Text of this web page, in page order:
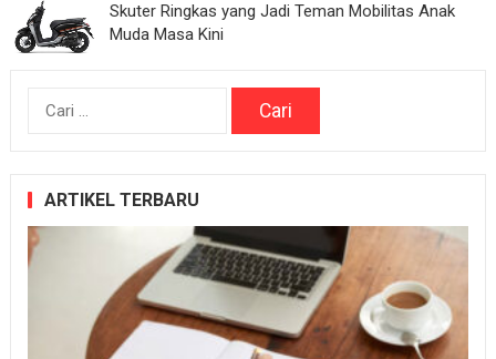
Skuter Ringkas yang Jadi Teman Mobilitas Anak
Muda Masa Kini
Cari
ARTIKEL TERBARU